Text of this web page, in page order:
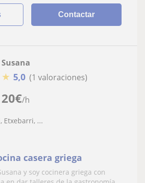
Contactar
20€/h
Susana
★ 5,0 (1 valoraciones)
Etxebarri, ...
casera griega
y soy cocinera griega con